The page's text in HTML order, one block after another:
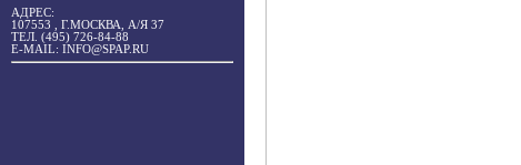
АДРЕС:
107553 , Г.МОСКВА, А/Я 37
ТЕЛ. (495) 726-84-88
E-MAIL: INFO@SPAP.RU